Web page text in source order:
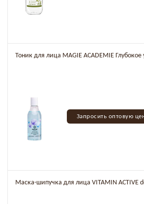
Тоник для лица MAGIE ACADEMIE
Запросить оптовую
Маска-шипучка для лица VITAMIN ACTIVE